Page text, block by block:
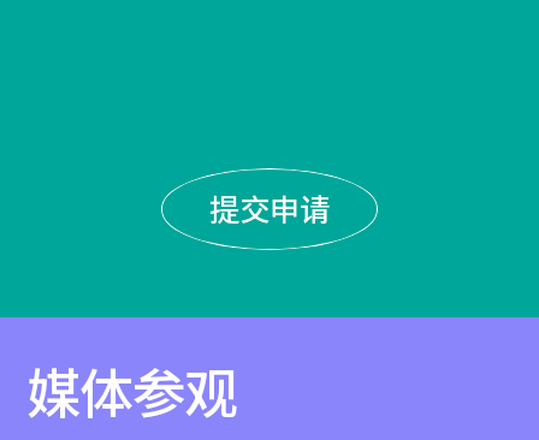
提交申请
媒体参观